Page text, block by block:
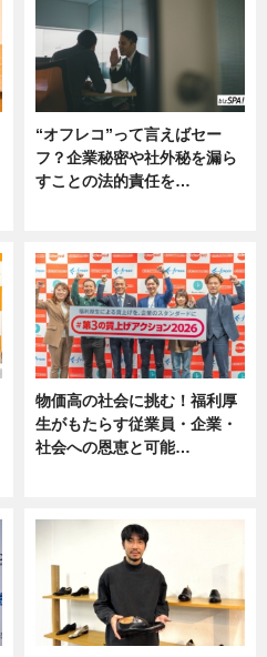
“オフレコ”って言えばセー
フ？企業秘密や社外秘を漏ら
すことの法的責任を…
物価高の社会に挑む！福利厚
生がもたらす従業員・企業・
社会への恩恵と可能…